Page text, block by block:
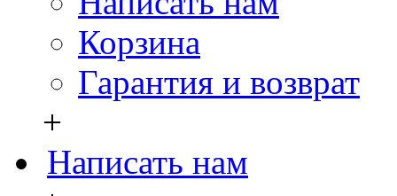
Корзина
Гарантия и возврат
+
Написать нам